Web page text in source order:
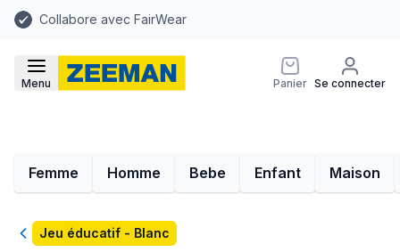
Collabore avec FairWear
Menu Panier Se connecter
Femme Homme Bebe Enfant Maison
RetourJeu éducatif - Blanc